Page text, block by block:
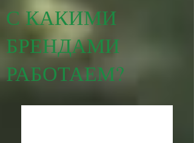
С КАКИМИ
БРЕНДАМИ
РАБОТАЕМ?